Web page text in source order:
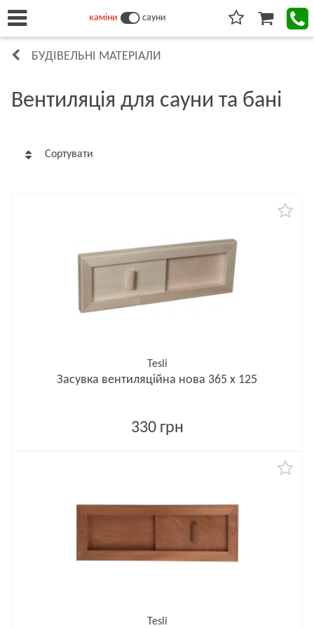
каміни сауни
БУДІВЕЛЬНІ МАТЕРІАЛИ
Вентиляція для сауни та бані
Сортувати
Tesli
Засувка вентиляційна нова 365 x 125
330 грн
Tesli